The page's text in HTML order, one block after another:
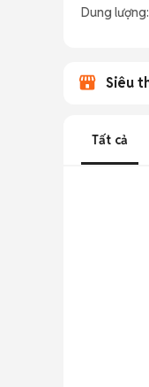
Dung lượng:
Siêu
Tất cả